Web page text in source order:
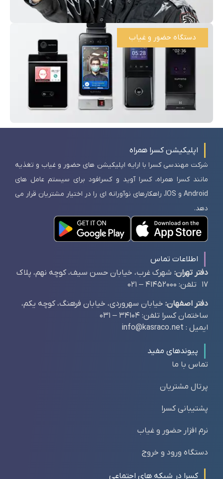
دستگاه حضور و غیاب
اپلیکیشن کسرا همراه
شرکت مهندسی کسرا با ارایه اپلیکیشن های حضور و غیاب و تغذیه
مانند کسرا همراه، کسرا آوید و کسرافود برای سیستم عامل های
Android و IOS، راهکارهای نوآورانه ای را در اختیار مشتریان قرار می
دهد.
اطلاعات تماس
دفتر تهران: شهرک غرب، خیابان حسن سیف، کوچه نهم، پلاک
17 تلفن: 41452000 – 021
دفتر اصفهان: خیابان سهروردی، خیابان فرهنگ، کوچه یکم،
ساختمان کسرا تلفن: 34104 – 031
ایمیل : info@kasraco.net
پیوندهای مفید
تماس با ما
پرتال مشتریان
پشتیبانی کسرا
نرم افزار حضور و غیاب
دستگاه ورود و خروج
کسرا در شبکه های اجتماعی